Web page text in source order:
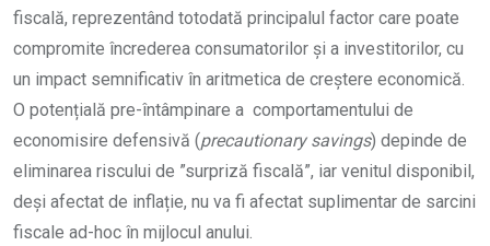
fiscală, reprezentând totodată principalul factor care poate
compromite încrederea consumatorilor și a investitorilor, cu
un impact semnificativ în aritmetica de creștere economică.
O potențială pre-întâmpinare a comportamentului de
economisire defensivă (precautionary savings) depinde de
eliminarea riscului de ”surpriză fiscală”, iar venitul disponibil,
deși afectat de inflație, nu va fi afectat suplimentar de sarcini
fiscale ad-hoc în mijlocul anului.